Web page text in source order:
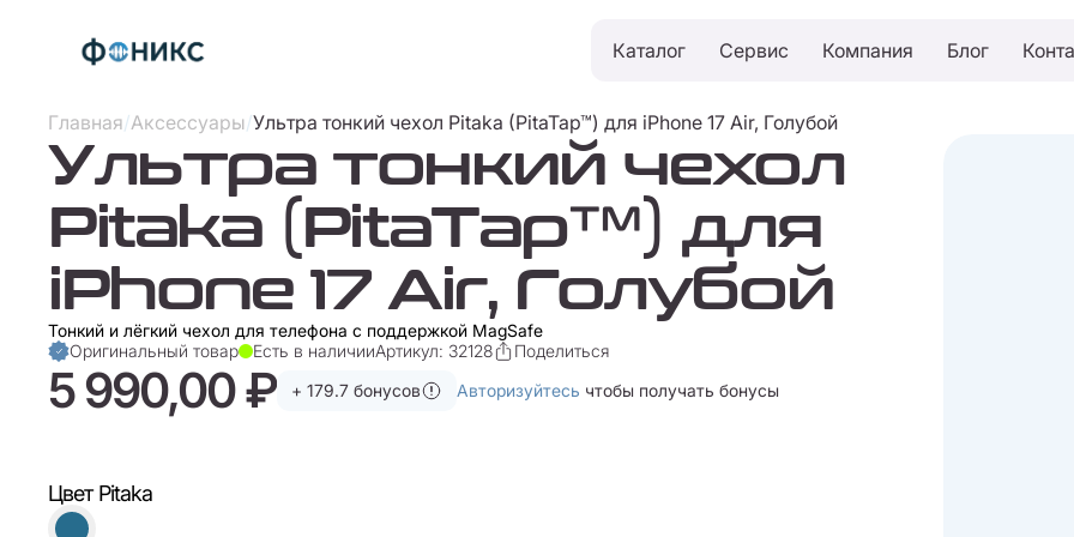
Каталог Сервис Компания Блог
Главная/Аксессуары/Ультра тонкий чехол Pitaka (PitaTap™) для iPhone 17 Air, Голубой
Ультра тонкий чехол
Pitaka (PitaTap™) для
iPhone 17 Air, Голубой
Тонкий и лёгкий чехол для телефона с поддержкой MagSafe
Оригинальный товар
Есть в наличииАртикул: 32128 Поделиться
5 990,00 ₽ + 179.7 бонусов Авторизуйтесь чтобы получать бонусы
Цвет Pitaka